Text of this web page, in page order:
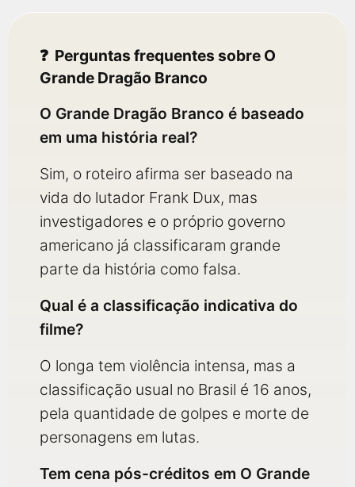
Perguntas frequentes sobre O
Grande Dragão Branco
O Grande Dragão Branco é baseado
em uma história real?
Sim, o roteiro afirma ser baseado na
vida do lutador Frank Dux, mas
investigadores e o próprio governo
americano já classificaram grande
parte da história como falsa.
Qual é a classificação indicativa do
filme?
O longa tem violência intensa, mas a
classificação usual no Brasil é 16 anos,
pela quantidade de golpes e morte de
personagens em lutas.
Tem cena pós-créditos em O Grande